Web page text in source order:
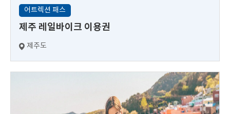
어트렉션 패스
제주 레일바이크 이용권
제주도